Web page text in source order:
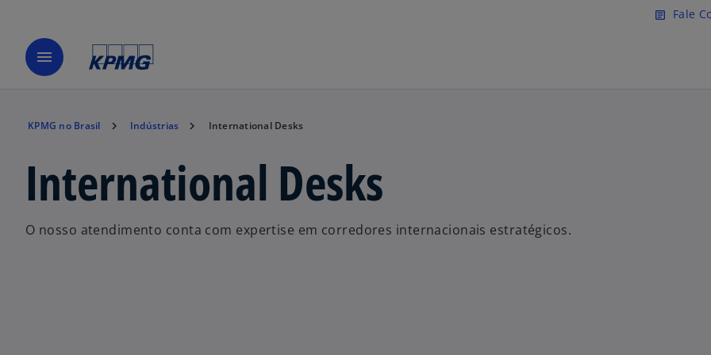
Pular para o conteúdo
article Fale
menu
KPMG no Brasil Indústrias International Desks
International Desks
O nosso atendimento conta com expertise em corredores internacionais estratégicos.